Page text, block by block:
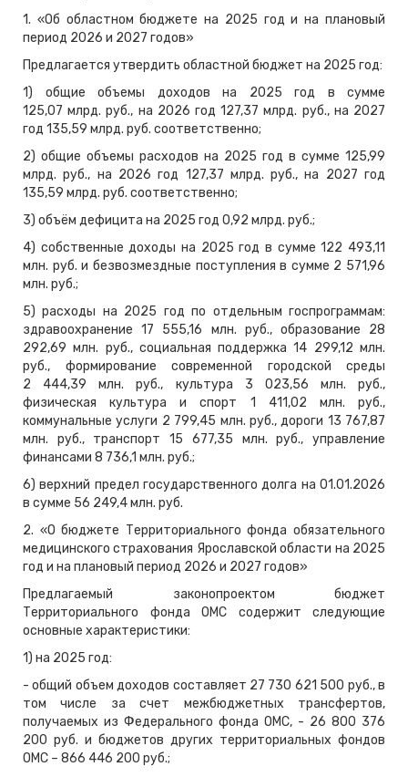
1. «Об областном бюджете на 2025 год и на плановый
период 2026 и 2027 годов»
Предлагается утвердить областной бюджет на 2025 год:
1) общие объемы доходов на 2025 год в сумме
125,07 млрд. руб., на 2026 год 127,37 млрд. руб., на 2027
год 135,59 млрд. руб. соответственно;
2) общие объемы расходов на 2025 год в сумме 125,99
млрд. руб., на 2026 год 127,37 млрд. руб., на 2027 год
135,59 млрд. руб. соответственно;
3) объём дефицита на 2025 год 0,92 млрд. руб.;
4) собственные доходы на 2025 год в сумме 122 493,11
млн. руб. и безвозмездные поступления в сумме 2 571,96
млн. руб.;
5) расходы на 2025 год по отдельным госпрограммам:
здравоохранение 17 555,16 млн. руб., образование 28
292,69 млн. руб., социальная поддержка 14 299,12 млн.
руб., формирование современной городской среды
2 444,39 млн. руб., культура 3 023,56 млн. руб.,
физическая культура и спорт 1 411,02 млн. руб.,
коммунальные услуги 2 799,45 млн. руб., дороги 13 767,87
млн. руб., транспорт 15 677,35 млн. руб., управление
финансами 8 736,1 млн. руб.;
6) верхний предел государственного долга на 01.01.2026
в сумме 56 249,4 млн. руб.
2. «О бюджете Территориального фонда обязательного
медицинского страхования Ярославской области на 2025
год и на плановый период 2026 и 2027 годов»
Предлагаемый законопроектом бюджет
Территориального фонда ОМС содержит следующие
основные характеристики:
1) на 2025 год:
- общий объем доходов составляет 27 730 621 500 руб., в
том числе за счет межбюджетных трансфертов,
получаемых из Федерального фонда ОМС, - 26 800 376
200 руб. и бюджетов других территориальных фондов
ОМС – 866 446 200 руб.;